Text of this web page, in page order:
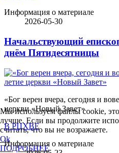
Информация о материале
2026-05-30
Начальствующий
днём Пятидесятницы
«Бог верен вчера, сегодня и
церкви «Новый Завет»
В РЦХВЕ
Информация о материале
Мы используем файлы cookie, это
лучше. Если вы продолжите
считать, что вы не возражаете.
Ok
ПОДРОБНЕЕ